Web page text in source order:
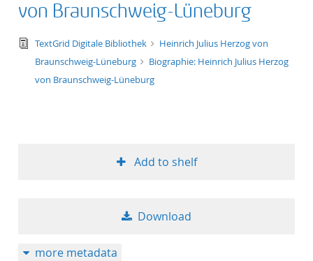
von Braunschweig-Lüneburg
text/tg.edition+tg.aggregation+xml
TextGrid Digitale Bibliothek
Heinrich Julius Herzog von
Braunschweig-Lüneburg
Biographie: Heinrich Julius Herzog
von Braunschweig-Lüneburg
Add to shelf
Download
more metadata